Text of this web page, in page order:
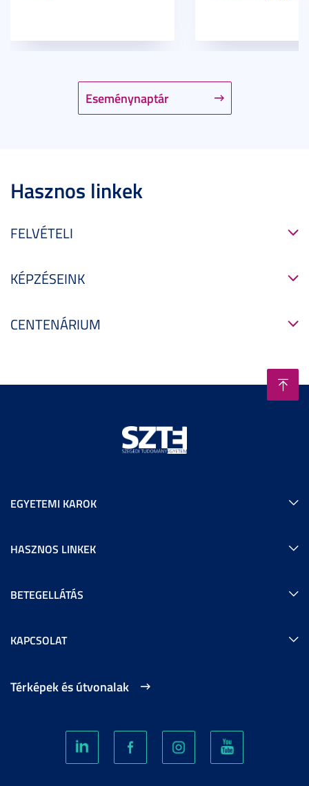
Eseménynaptár
Hasznos linkek
FELVÉTELI
KÉPZÉSEINK
CENTENÁRIUM
EGYETEMI KAROK
HASZNOS LINKEK
BETEGELLÁTÁS
KAPCSOLAT
Térképek és útvonalak